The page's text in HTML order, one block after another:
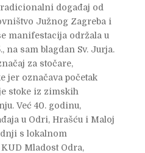
događaj od
Južnog Zagreba i
manifestacija održala u
na sam blagdan Sv. Jurja.
za stočare,
jer označava početak
stoke iz zimskih
Već 40. godinu,
u Odri, Hrašću i Maloj
s lokalnom
Mladost Odra,